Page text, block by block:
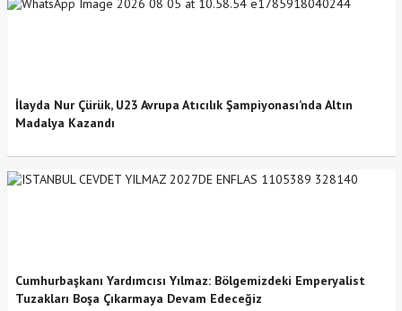
İlayda Nur Çürük, U23 Avrupa Atıcılık Şampiyonası’nda Altın
Madalya Kazandı
Cumhurbaşkanı Yardımcısı Yılmaz: Bölgemizdeki Emperyalist
Tuzakları Boşa Çıkarmaya Devam Edeceğiz